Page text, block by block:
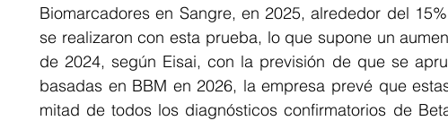
Biomarcadores en Sangre, en 2025, alrededor del
se realizaron con esta prueba, lo que supone un
de 2024, según Eisai, con la previsión de que se
basadas en BBM en 2026, la empresa prevé que
mitad de todos los diagnósticos confirmatorios de